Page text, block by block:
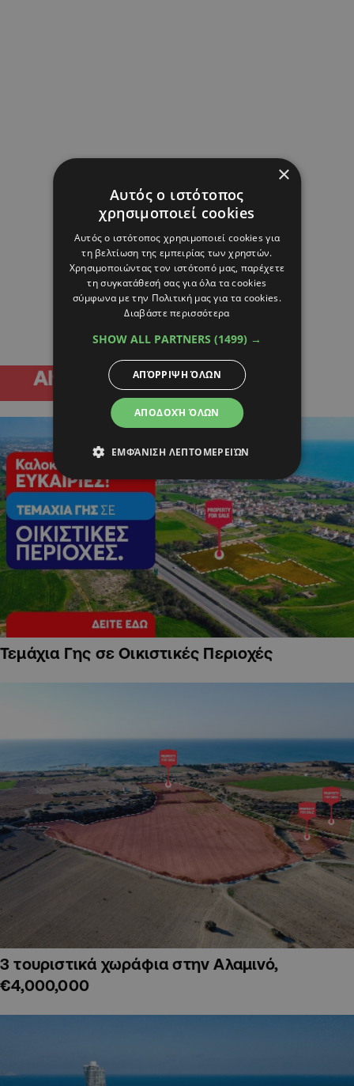
Τεμάχια Γης σε Οικιστικές Περιοχές
3 τουριστικά χωράφια στην Αλαμινό,
€4,000,000
×
Αυτός ο ιστότοπος
χρησιμοποιεί cookies
Αυτός ο ιστότοπος χρησιμοποιεί cookies για
τη βελτίωση της εμπειρίας των χρηστών.
Χρησιμοποιώντας τον ιστότοπό μας, παρέχετε
τη συγκατάθεσή σας για όλα τα cookies
σύμφωνα με την Πολιτική μας για τα cookies.
Διαβάστε περισσότερα
SHOW ALL PARTNERS (1499) →
ΑΠΟΔΟΧΉ ΌΛΩΝ
ΑΠΌΡΡΙΨΗ ΌΛΩΝ
ΕΜΦΆΝΙΣΗ ΛΕΠΤΟΜΕΡΕΙΏΝ